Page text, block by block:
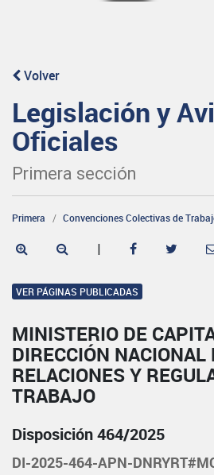
Volver
Legislación y
Oficiales
Primera sección
Primera Convenciones Colectivas de
|
VER PÁGINAS PUBLICADAS
MINISTERIO DE
DIRECCIÓN NACIONAL
RELACIONES Y
TRABAJO
Disposición 464/2025
DI-2025-464-APN-